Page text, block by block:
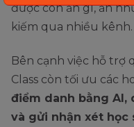
được con ăn gì, ăn
kiếm qua nhiều kênh.
Bên cạnh việc hỗ trợ
Class còn tối ưu các
điểm danh bằng AI,
và gửi nhận xét học